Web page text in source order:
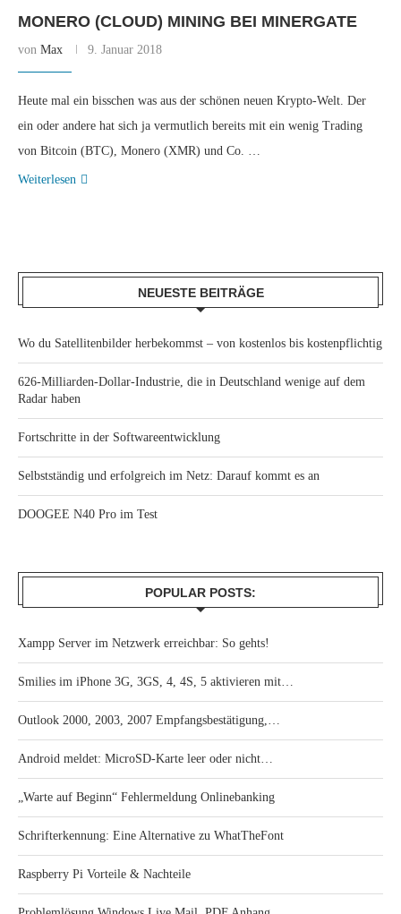
MONERO (CLOUD) MINING BEI MINERGATE
von Max 9. Januar 2018
Heute mal ein bisschen was aus der schönen neuen Krypto-Welt. Der
ein oder andere hat sich ja vermutlich bereits mit ein wenig Trading
von Bitcoin (BTC), Monero (XMR) und Co. …
Weiterlesen
NEUESTE BEITRÄGE
Wo du Satellitenbilder herbekommst – von kostenlos bis kostenpflichtig
626-Milliarden-Dollar-Industrie, die in Deutschland wenige auf dem
Radar haben
Fortschritte in der Softwareentwicklung
Selbstständig und erfolgreich im Netz: Darauf kommt es an
DOOGEE N40 Pro im Test
POPULAR POSTS:
Xampp Server im Netzwerk erreichbar: So gehts!
Smilies im iPhone 3G, 3GS, 4, 4S, 5 aktivieren mit…
Outlook 2000, 2003, 2007 Empfangsbestätigung,…
Android meldet: MicroSD-Karte leer oder nicht…
„Warte auf Beginn“ Fehlermeldung Onlinebanking
Schrifterkennung: Eine Alternative zu WhatTheFont
Raspberry Pi Vorteile & Nachteile